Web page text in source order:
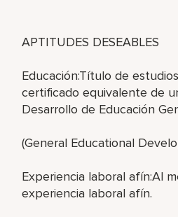
APTITUDES DESEABLES
Educación:Título de
certificado equivalente de
Desarrollo de Educación
(General Educational
Experiencia laboral afín:Al
experiencia laboral afín.